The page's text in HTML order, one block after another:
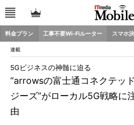
料金プラン 工事不要Wi-Fiルーター スマホ
連載
“arrowsの富士通コネクテッ
ジーズ”がローカル5G戦略に
由
5Gビジネスの神髄に迫る